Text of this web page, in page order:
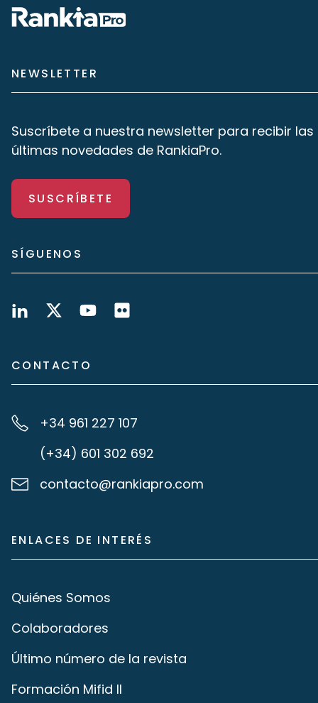
NEWSLETTER
Suscríbete a nuestra newsletter para recibir las
últimas novedades de RankiaPro.
SUSCRÍBETE
SÍGUENOS
CONTACTO
+34 961 227 107
(+34) 601 302 692
contacto@rankiapro.com
ENLACES DE INTERÉS
Quiénes Somos
Colaboradores
Último número de la revista
Formación Mifid II